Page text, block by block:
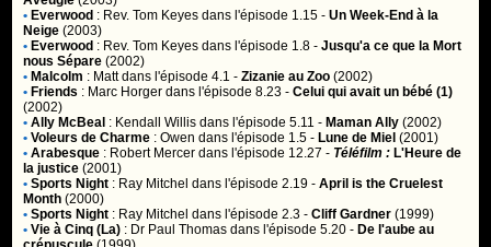
• Everwood : Rev. Tom Keyes dans l'épisode 1.15 -Un Week-End à la
Neige (2003)
• Everwood : Rev. Tom Keyes dans l'épisode 1.8 -Jusqu'a ce que la Mort
nous Sépare (2002)
• Malcolm : Mattdans l'épisode 4.1 -Zizanie au Zoo (2002)
• Friends : Marc Horger dans l'épisode 8.23 -Celui qui avait un bébé (1)
(2002)
• Ally McBeal : Kendall Willis dans l'épisode 5.11 - Maman Ally (2002)
• Voleurs de Charme :Owen dans l'épisode 1.5 - Lune de Miel (2001)
• Arabesque : Robert Mercer dans l'épisode 12.27 - Téléfilm : L'Heure de
la justice (2001)
• Sports Night : Ray Mitchel dans l'épisode 2.19 -April is the Cruelest
Month (2000)
• Sports Night : Ray Mitchel dans l'épisode 2.3 -Cliff Gardner (1999)
• Vie à Cinq (La) : Dr Paul Thomas dans l'épisode 5.20 - De l'aube au